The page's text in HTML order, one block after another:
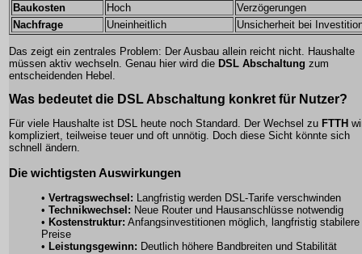
Baukosten
Hoch
Verzögerungen
Nachfrage
Uneinheitlich Unsicherheit bei
Das zeigt ein zentrales Problem: Der Ausbau allein reicht nicht. Haushalte
müssen aktiv wechseln. Genau hier wird die DSL Abschaltung zum
entscheidenden Hebel.
Was bedeutet die DSL Abschaltung konkret für Nutzer?
Für viele Haushalte ist DSL heute noch Standard. Der Wechsel zu FTTH
kompliziert, teilweise teuer und oft unnötig. Doch diese Sicht könnte sich
schnell ändern.
Die wichtigsten Auswirkungen
• Vertragswechsel: Langfristig werden DSL-Tarife verschwinden
• Technikwechsel: Neue Router und Hausanschlüsse notwendig
• Kostenstruktur: Anfangsinvestitionen möglich, langfristig stabilere
Preise
• Leistungsgewinn: Deutlich höhere Bandbreiten und Stabilität